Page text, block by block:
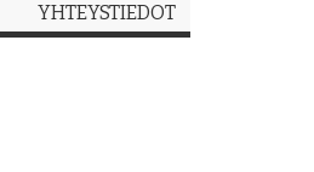
YHTEYSTIEDOT